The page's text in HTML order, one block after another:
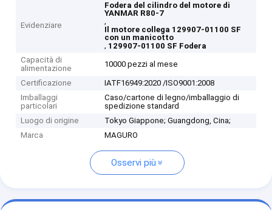
Evidenziare
Fodera del cilindro del motore di
YANMAR R80-7
,
Il motore collega 129907-01100 SF
con un manicotto
, 129907-01100 SF Fodera
Capacità di
alimentazione
10000 pezzi al mese
Certificazione
IATF16949:2020 /ISO9001:2008
Imballaggi
particolari
Caso/cartone di legno/imballaggio di
spedizione standard
Luogo di origine
Tokyo Giappone; Guangdong, Cina;
Marca
MAGURO
Osservi più